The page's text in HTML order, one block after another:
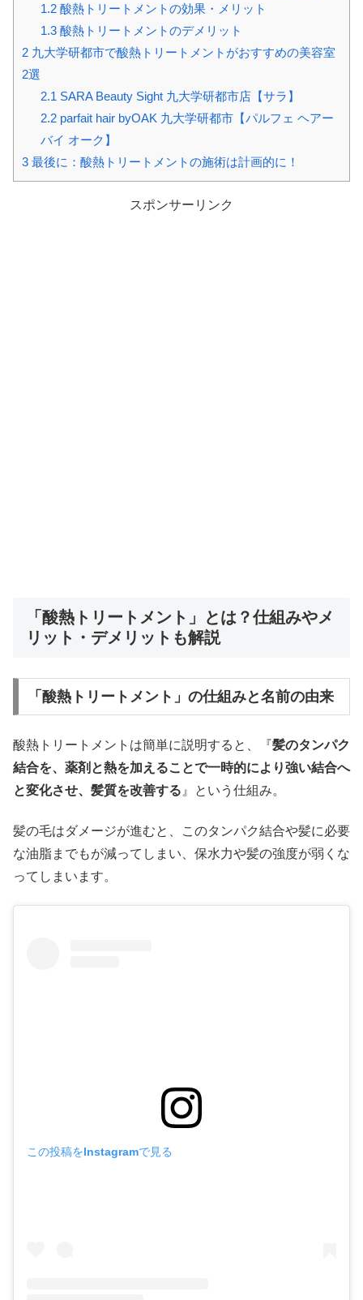
1.2酸熱トリートメントの効果・メリット
1.3酸熱トリートメントのデメリット
2 九大学研都市で酸熱トリートメントがおすすめの美容室
2選
2.1 SARA Beauty Sight 九大学研都市店【サラ】
2.2parfait hair byOAK 九大学研都市【パルフェ ヘアー
バイ オーク】
3 最後に：酸熱トリートメントの施術は計画的に！
スポンサーリンク
「酸熱トリートメント」とは？仕組みやメ
リット・デメリットも解説
「酸熱トリートメント」の仕組みと名前の由来
酸熱トリートメントは簡単に説明すると、『髪のタンパク
結合を、薬剤と熱を加えることで一時的により強い結合へ
と変化させ、髪質を改善する 』という仕組み。
髪の毛はダメージが進むと、このタンパク結合や髪に必要
な油脂までもが減ってしまい、保水力や髪の強度が弱くな
ってしまいます。
この投稿をInstagramで見る